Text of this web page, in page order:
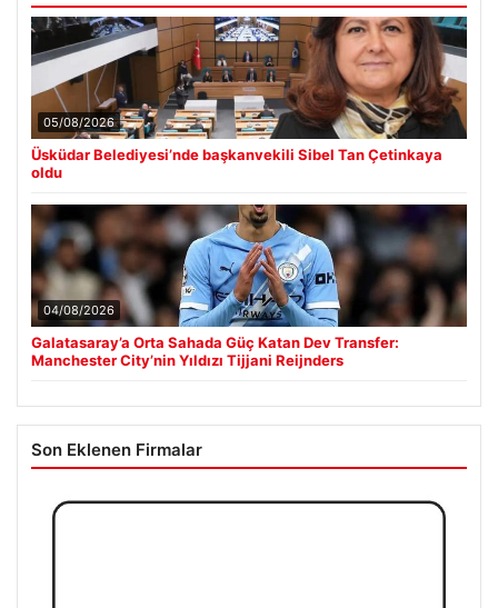
05/08/2026
Üsküdar Belediyesi’nde başkanvekili Sibel Tan Çetinkaya
oldu
04/08/2026
Galatasaray’a Orta Sahada Güç Katan Dev Transfer:
Manchester City’nin Yıldızı Tijjani Reijnders
Son Eklenen Firmalar